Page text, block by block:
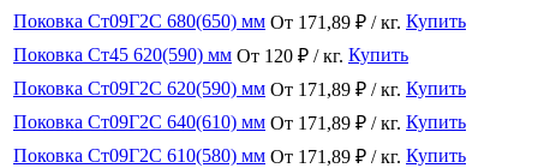
Поковка Ст09Г2С 680(650) мм От 171,89 ₽ / кг. Купить
Поковка Ст45 620(590) мм От 120 ₽ / кг. Купить
Поковка Ст09Г2С 620(590) мм От 171,89 ₽ / кг. Купить
Поковка Ст09Г2С 640(610) мм От 171,89 ₽ / кг. Купить
Поковка Ст09Г2С 610(580) мм От 171,89 ₽ / кг. Купить